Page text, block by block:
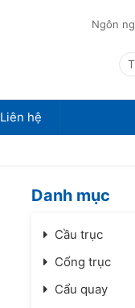
Ngôn
Liên hệ
Danh mục
Cầu trục
Cổng trục
Cẩu quay